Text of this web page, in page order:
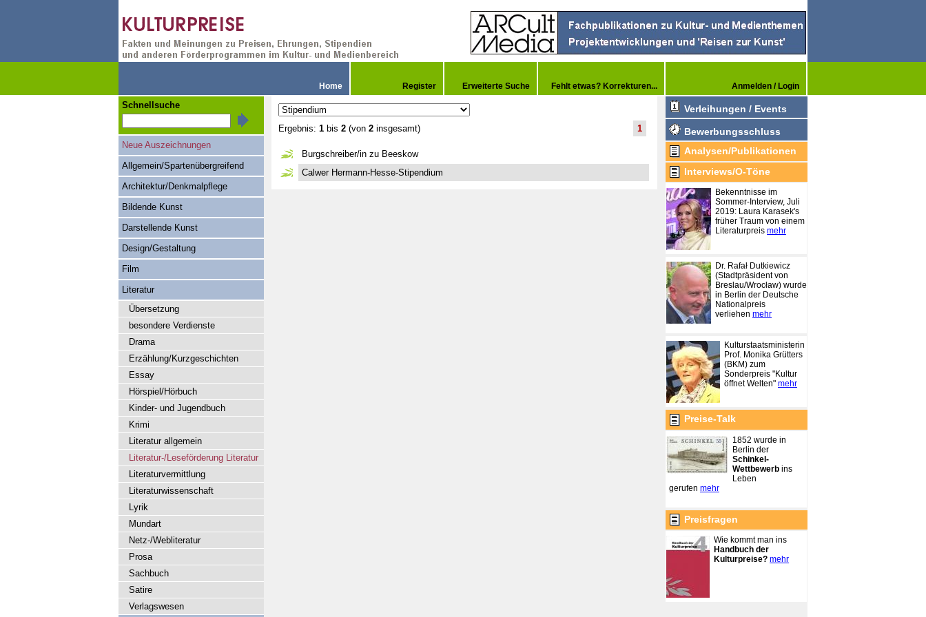
Home Register Erweiterte Suche Fehlt etwas? Korrekturen... Anmelden / Login
Ergebnis: 1 bis 2 (von 2 insgesamt) 1
Burgschreiber/in zu Beeskow
Calwer Hermann-Hesse-Stipendium
Schnellsuche
Neue Auszeichnungen
Allgemein/Spartenübergreifend
Architektur/Denkmalpflege
Bildende Kunst
Darstellende Kunst
Design/Gestaltung
Film
Literatur
Übersetzung
besondere Verdienste
Drama
Erzählung/Kurzgeschichten
Essay
Hörspiel/Hörbuch
Kinder- und Jugendbuch
Krimi
Literatur allgemein
Literatur-/Leseförderung Literatur
Literaturvermittlung
Literaturwissenschaft
Lyrik
Mundart
Netz-/Webliteratur
Prosa
Sachbuch
Satire
Verlagswesen
Verleihungen / Events
Bewerbungsschluss
Analysen/Publikationen
Interviews/O-Töne
Bekenntnisse im
Sommer-Interview, Juli
2019: Laura Karasek's
früher Traum von einem
Literaturpreis mehr
Dr. Rafał Dutkiewicz
(Stadtpräsident von
Breslau/Wrocław) wurde
in Berlin der Deutsche
Nationalpreis
verliehen mehr
Kulturstaatsministerin
Prof. Monika Grütters
(BKM) zum
Sonderpreis "Kultur
öffnet Welten" mehr
Preise-Talk
1852 wurde in
Berlin der
Schinkel-
Wettbewerb ins
Leben
gerufen mehr
Preisfragen
Wie kommt man ins
Handbuch der
Kulturpreise? mehr